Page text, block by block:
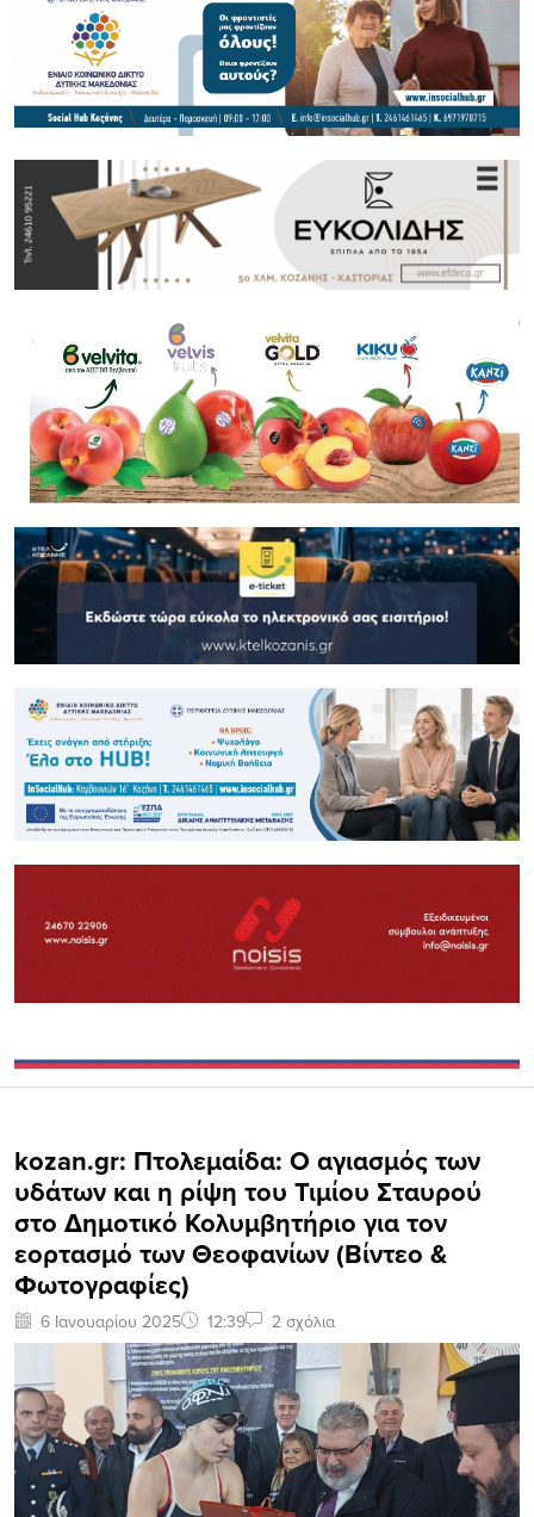
kozan.gr: Πτολεμαίδα: Ο αγιασμός των
υδάτων και η ρίψη του Τιμίου Σταυρού
στο Δημοτικό Κολυμβητήριο για τον
εορτασμό των Θεοφανίων (Βίντεο &
Φωτογραφίες)
6 Ιανουαρίου 2025 12:39 2 σχόλια